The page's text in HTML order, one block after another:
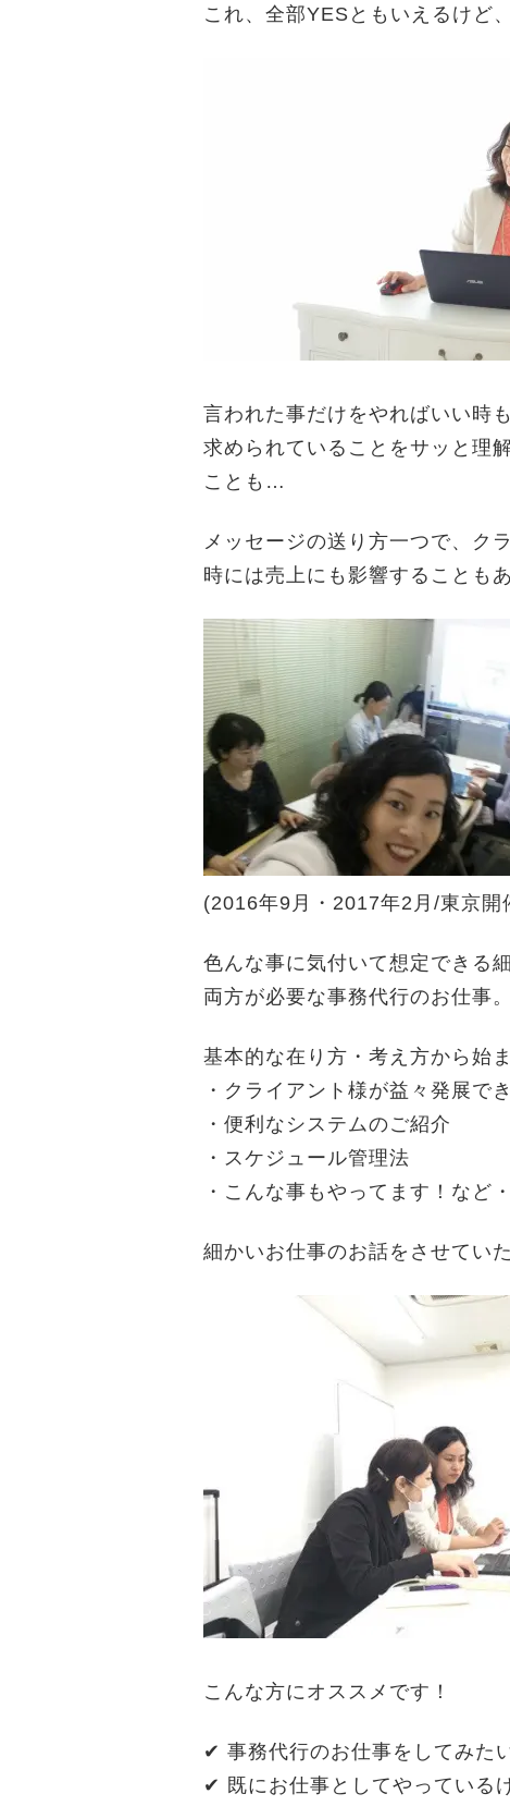
これ、全部YESともいえるけど
言われた事だけをやればいい時も
求められていることをサッと理
ことも…
メッセージの送り方一つで、ク
時には売上にも影響することも
(2016年9月・2017年2月/東京開
色んな事に気付いて想定できる
両方が必要な事務代行のお仕事。
基本的な在り方・考え方から始ま
・クライアント様が益々発展で
・便利なシステムのご紹介
・スケジュール管理法
・こんな事もやってます！など
細かいお仕事のお話をさせてい
こんな方にオススメです！
✔ 事務代行のお仕事をしてみた
✔ 既にお仕事としてやっている